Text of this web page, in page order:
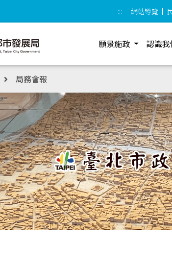
::: 網站導覽
願景施政 認識我
局務會報